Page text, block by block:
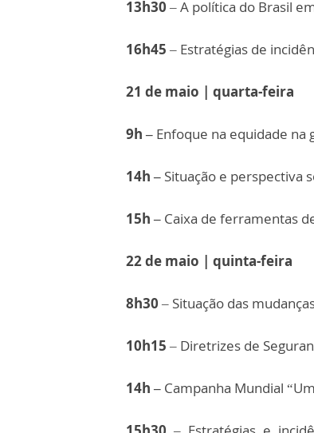
13h30 – A política do Brasil
16h45 – Estratégias de
21 de maio | quarta-feira
9h – Enfoque na equidade na
14h – Situação e perspectiva
15h – Caixa de ferramentas
22 de maio | quinta-feira
8h30 – Situação das
10h15 – Diretrizes de
14h – Campanha Mundial